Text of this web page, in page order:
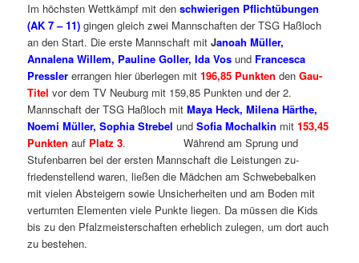
Im höchsten Wettkämpf mit denschwierigen Pflichtübungen
(AK 7 – 11) gingen gleich zwei Mannschaften der TSG Haßloch
an den Start. Die erste Mannschaft mitJanoah Müller,
Annalena Willem, Pauline Goller, Ida Vos und Francesca
Pressler errangen hier überlegen mit196,85 Punkten denGau-
Titel vor dem TV Neuburg mit 159,85 Punkten und der 2.
Mannschaft der TSG Haßloch mitMaya Heck, Milena Härthe,
Noemi Müller, Sophia Strebel undSofia Mochalkin mit153,45
Punkten auf Platz 3. Während am Sprung und
Stufenbarren bei der ersten Mannschaft die Leistungen zu-
friedenstellend waren, ließen die Mädchen am Schwebebalken
mit vielen Absteigern sowie Unsicherheiten und am Boden mit
verturnten Elementen viele Punkte liegen. Da müssen die Kids
bis zu den Pfalzmeisterschaften erheblich zulegen, um dort auch
zu bestehen.